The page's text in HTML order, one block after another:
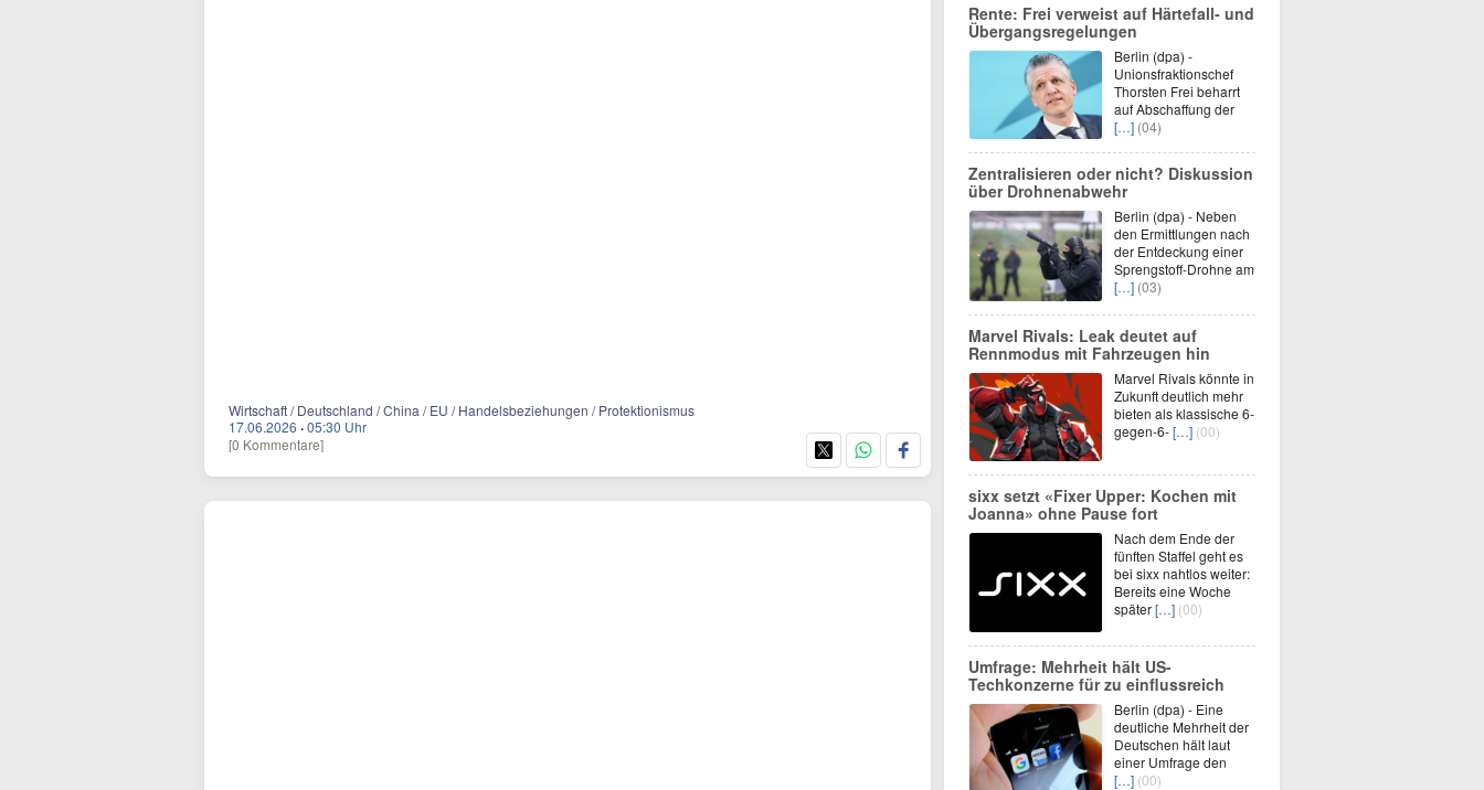
Wirtschaft / Deutschland / China / EU / Handelsbeziehungen / Protektionismus
17.06.2026 ·05:30 Uhr
[0 Kommentare]
Rente: Frei verweist auf Härtefall- und
Übergangsregelungen
Berlin (dpa) -
Unionsfraktionschef
Thorsten Frei beharrt
auf Abschaffung der
[…] (04)
Zentralisieren oder nicht? Diskussion
über Drohnenabwehr
Berlin (dpa) - Neben
den Ermittlungen nach
der Entdeckung einer
Sprengstoff-Drohne am
[…] (03)
Marvel Rivals: Leak deutet auf
Rennmodus mit Fahrzeugen hin
Marvel Rivals könnte in
Zukunft deutlich mehr
bieten als klassische 6-
gegen-6-[…] (00)
sixx setzt «Fixer Upper: Kochen mit
Joanna» ohne Pause fort
Nach dem Ende der
fünften Staffel geht es
bei sixx nahtlos weiter:
Bereits eine Woche
später[…] (00)
Umfrage: Mehrheit hält US-
Techkonzerne für zu einflussreich
Berlin (dpa) - Eine
deutliche Mehrheit der
Deutschen hält laut
einer Umfrage den
[…] (00)